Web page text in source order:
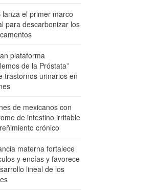
lanza el primer marco
para descarbonizar los
plataforma
de la Próstata”
trastornos urinarios en
de mexicanos con
de intestino irritable
crónico
materna fortalece
y encías y favorece
lineal de los